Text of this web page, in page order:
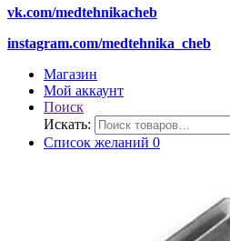
vk.com/medtehnikacheb
instagram.com/medtehnika_cheb
Магазин
Мой аккаунт
Поиск
Искать:
Список желаний 0